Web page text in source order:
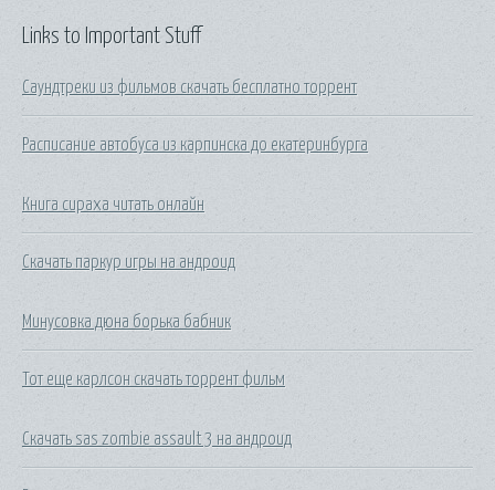
Links to Important Stuff
Саундтреки из фильмов скачать бесплатно торрент
Расписание автобуса из карпинска до екатеринбурга
Книга сираха читать онлайн
Скачать паркур игры на андроид
Минусовка дюна борька бабник
Тот еще карлсон скачать торрент фильм
Скачать sas zombie assault 3 на андроид